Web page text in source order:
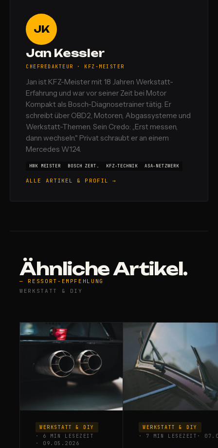
JK
Jan Kessler
CHEFREDAKTEUR · KFZ-MEISTER
Jan ist KFZ-Meister mit 18 Jahren Werkstatt-
Erfahrung und war vor seiner Zeit bei Motor
Kompakt als Bosch-Diagnosetrainer tätig. Er
schreibt über OBD2, Motoren, Abgassysteme und
Werkstatt-Themen. Sein Credo: „Erst messen,
dann wechseln." Privat schraubt er an einem
Mercedes W124.
HWK MEISTER BOSCH ZERT. KFZ-TECHNIK ASA-NETZWERK
ALLE ARTIKEL & PROFIL →
Ähnliche Artikel.
— RESSORT-EMPFEHLUNG
WERKSTATT & DIY
WERKSTATT & DIY
· 6 MIN LESEZEIT
· 09.05.2026
WERKSTATT & DIY
· 7 MIN LESEZEIT ·